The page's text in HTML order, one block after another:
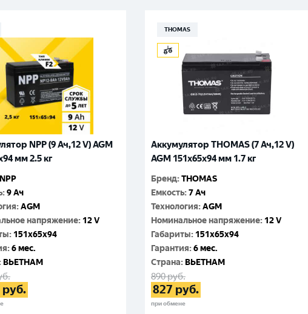
NPP (9 Ач,12 V) AGM
мм 2.5 кг
NPP
:9 Ач
:AGM
напряжение: 12 V
: 151x65x94
:6 мес.
ВЬЕТНАМ
руб.
THOMAS
Аккумулятор THOMAS (7 Ач,12 V)
AGM 151x65x94 мм 1.7 кг
Бренд:THOMAS
Емкость:7 Ач
Технология:AGM
Номинальное напряжение: 12 V
Габариты: 151x65x94
Гарантия:6 мес.
Cтрана: ВЬЕТНАМ
890руб.
827 руб.
при обмене
Москва